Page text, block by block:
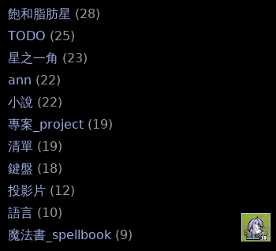
飽和脂肪星 (28)
TODO (25)
星之一角 (23)
ann (22)
小說 (22)
專案_project (19)
清單 (19)
鍵盤 (18)
投影片 (12)
語言 (10)
魔法書_spellbook (9)